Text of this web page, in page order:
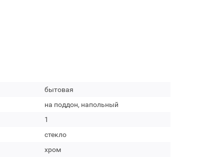
бытовая
на поддон, напольный
1
стекло
хром